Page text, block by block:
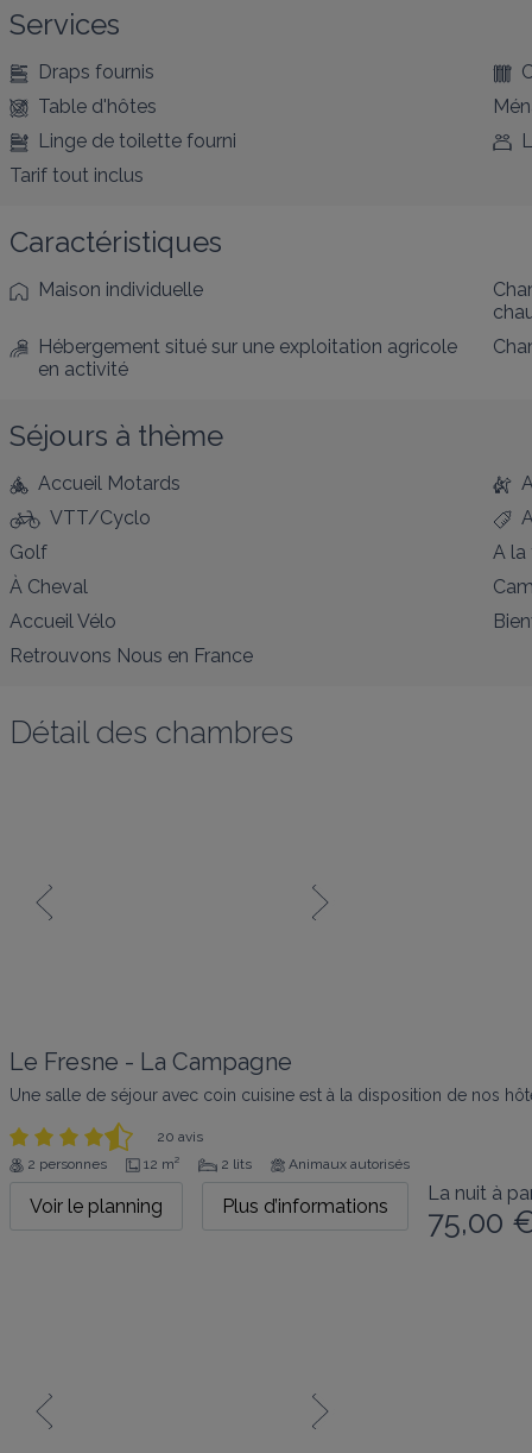
Services
Draps fournis
Table d'hôtes
Linge de toilette fourni
Tarif tout inclus
Caractéristiques
Maison individuelle
Hébergement situé sur une exploitation agricole
en activité
Séjours à thème
Accueil Motards
VTT/Cyclo
Golf
A la
À Cheval
Accueil Vélo
Retrouvons Nous en France
Détail des chambres
Le Fresne - La Campagne
Une salle de séjour avec coin cuisine est à la disposition de nos
20 avis
2 personnes
12 m² 2 lits Animaux autorisés
Voir le planning Plus d’informations
La nuit à
75,00